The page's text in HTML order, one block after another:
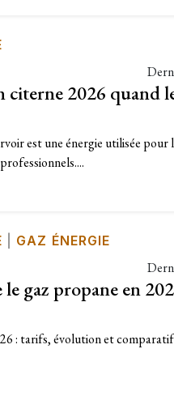
citerne 2026 quand
est une énergie utilisée pour
GAZ ÉNERGIE
gaz propane en
: tarifs, évolution et